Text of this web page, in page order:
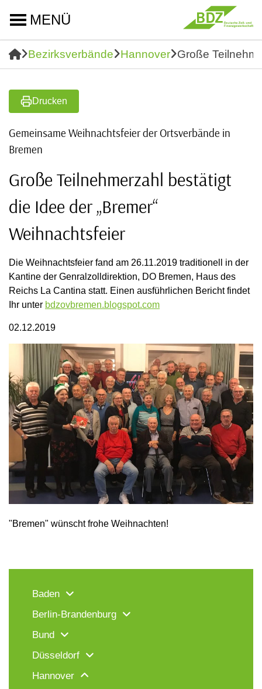
MENÜ
Bezirksverbände Hannover Große
Drucken
Gemeinsame Weihnachtsfeier der Ortsverbände in
Bremen
Große Teilnehmerzahl bestätigt
die Idee der „Bremer“
Weihnachtsfeier
Die Weihnachtsfeier fand am 26.11.2019 traditionell in der
Kantine der Genralzolldirektion, DO Bremen, Haus des
Reichs La Cantina statt. Einen ausführlichen Bericht findet
Ihr unter bdzovbremen.blogspot.com
02.12.2019
"Bremen" wünscht frohe Weihnachten!
Baden
Berlin-Brandenburg
Bund
Düsseldorf
Hannover